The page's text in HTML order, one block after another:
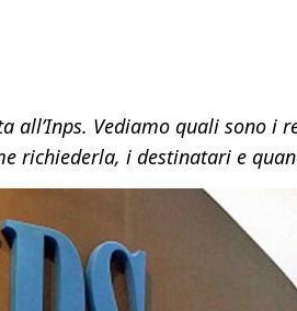
all’Inps. Vediamo quali sono i
richiederla, i destinatari e